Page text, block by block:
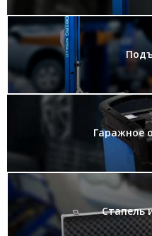
Гаражное
Стапель